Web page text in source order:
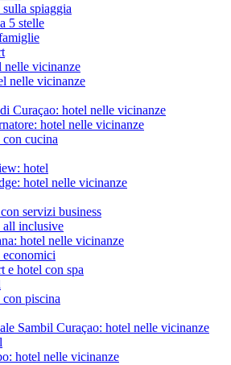
spiaggia
5 stelle
nelle vicinanze
nelle vicinanze
Curaçao: hotel nelle vicinanze
hotel nelle vicinanze
cucina
hotel
hotel nelle vicinanze
servizi business
all inclusive
hotel nelle vicinanze
e hotel con spa
piscina
Sambil Curaçao: hotel nelle vicinanze
hotel nelle vicinanze